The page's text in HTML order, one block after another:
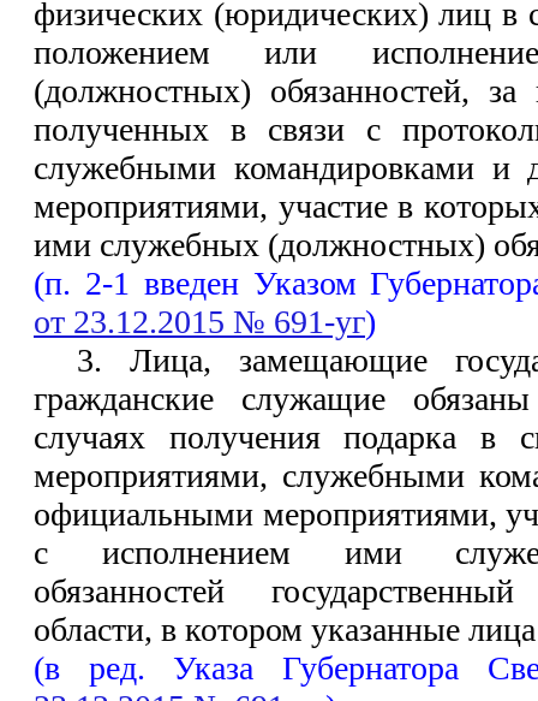
физических (юридических) лиц в
положением или
(должностных) обязанностей,
полученных в связи с
служебными командировками и
мероприятиями, участие в
ими служебных (должностных)
(п. 2-1 введен Указом
от 23.12.2015 № 691-уг)
3. Лица, замещающие
гражданские служащие
случаях получения подарка в
мероприятиями, служебными
официальными мероприятиями,
с исполнением ими
обязанностей
области, в котором указанные
(в ред. Указа Губернатора